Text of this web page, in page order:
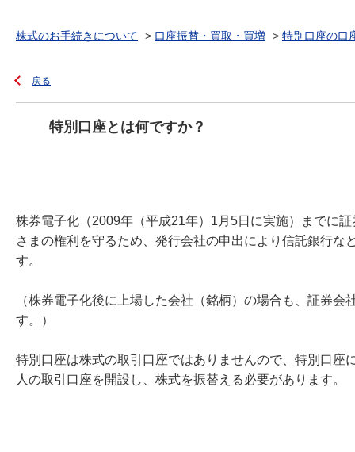
株式のお手続きについて > 口座振替・買取・買増 > 特別口座の口
戻る
特別口座とは何ですか？
株券電子化（2009年（平成21年）1月5日に実施）までに
さまの権利を守るため、発行会社の申出により信託銀行
す。
（株券電子化後に上場した会社（銘柄）の場合も、証券
す。）
特別口座は株式の取引口座ではありませんので、特別口
人の取引口座を開設し、株式を振替える必要があります。